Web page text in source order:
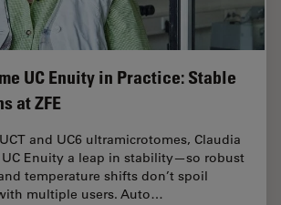
UC Enuity in Practice: Stable
at ZFE
and UC6 ultramicrotomes, Claudia
Enuity a leap in stability—so robust
temperature shifts don’t spoil
multiple users. Auto…